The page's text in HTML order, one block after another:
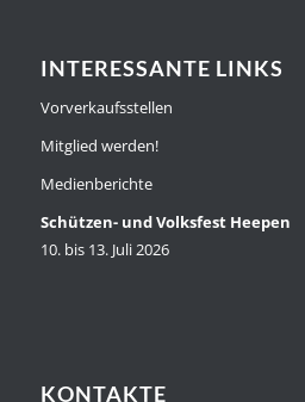
INTERESSANTE LINKS
Vorverkaufsstellen
Mitglied werden!
Medienberichte
Schützen- und Volksfest Heepen
10. bis 13. Juli 2026
KONTAKTE